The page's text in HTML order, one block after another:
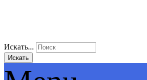
Искать...
Искать